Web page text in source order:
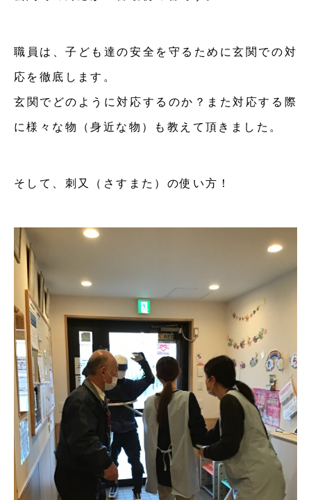
職員は、子ども達の安全を守るために玄関での対
応を徹底します。
玄関でどのように対応するのか？また対応する際
に様々な物（身近な物） も 教えて頂きました。
そして、刺又（さすまた）の使い方！